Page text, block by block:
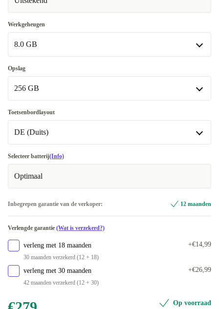
Werkgeheugen
8.0 GB
8.0 GB
16.0 GB +€15
Opslag
256 GB
256 GB
Beschikbaar in andere configuraties
512 GB
Toetsenbordlayout
DE (Duits)
DE (Duits)
Beschikbaar in andere configuraties
BE (Belgisch)
IT (Italiaans)
ND (Noords)
NL (Nederlands) +€15
Selecteer batterij(Info)
Optimaal
Inbegrepen garantie van de verkoper: 12 maanden
Verlengde garantie (Wat is verzekerd?)
verleng met 18 maanden
30 maanden verzekerd (12 + 18)
+€14,99
verleng met 30 maanden
42 maanden verzekerd (12 + 30)
+€26,99
Op voorraad